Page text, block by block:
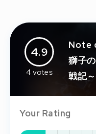
4.9
4 votes
Note
獅子
戦記～
Your Rating